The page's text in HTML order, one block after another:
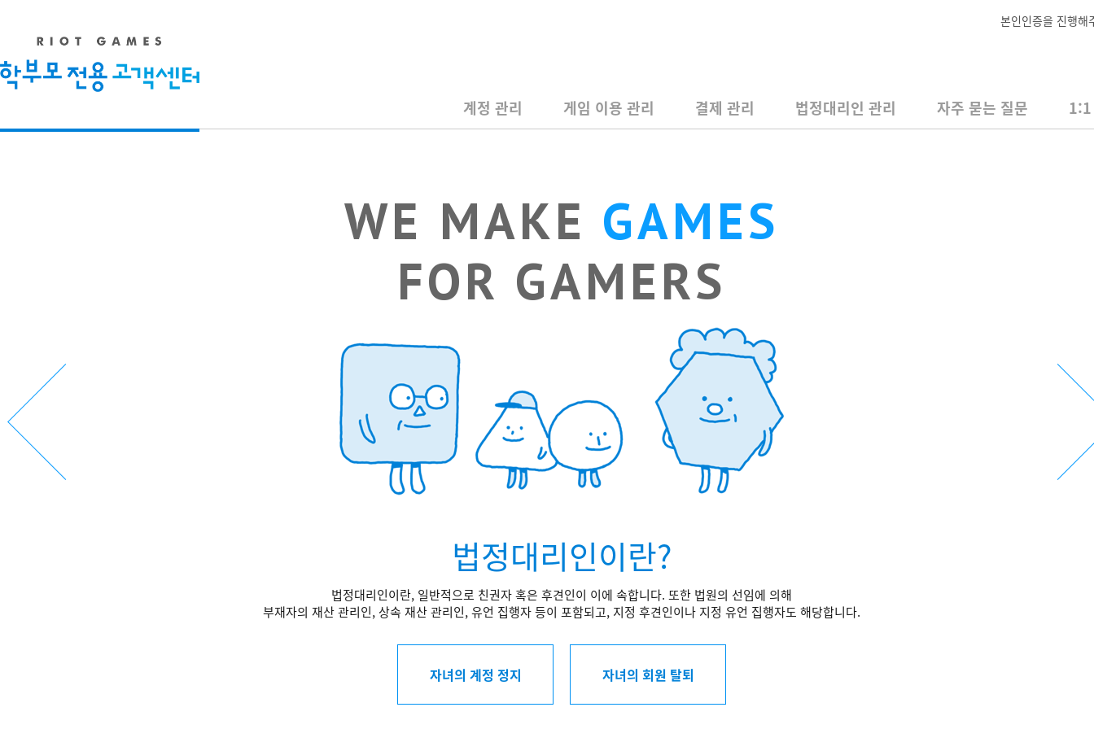
본인인증을 진행해
계정 관리 게임 이용 관리 결제 관리 법정대리인 관리 자주 묻는 질문 1:1
WE MAKE GAMES
FOR GAMERS
법정대리인이란?
법정대리인이란, 일반적으로 친권자 혹은 후견인이 이에 속합니다. 또한 법원의 선임에 의해
부재자의 재산 관리인, 상속 재산 관리인, 유언 집행자 등이 포함되고, 지정 후견인이나 지정 유언 집행자도 해당합니다.
자녀의 계정 정지
자녀의 회원 탈퇴
자녀의 이용 시간 열람
이용 시간 설정